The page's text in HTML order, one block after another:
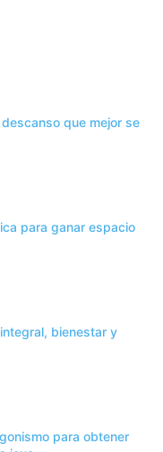
que mejor se
para ganar espacio
bienestar y
para obtener